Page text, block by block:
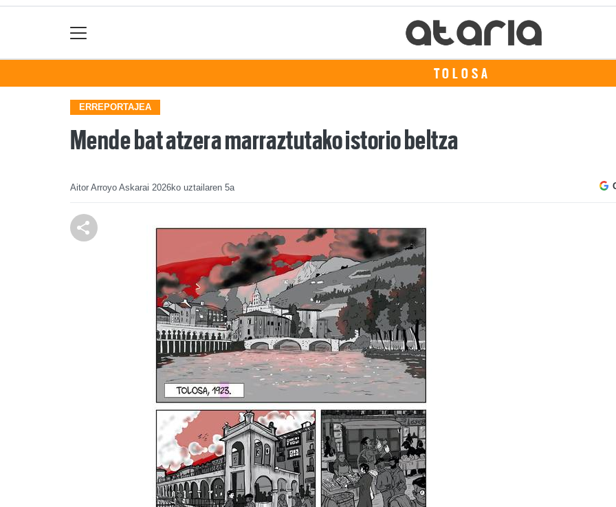
TOLOSA
ERREPORTAJEA
Mende bat atzera marraztutako istorio beltza
Aitor Arroyo Askarai 2026ko uztailaren 5a